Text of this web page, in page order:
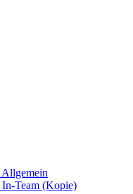
Team (Kopie)